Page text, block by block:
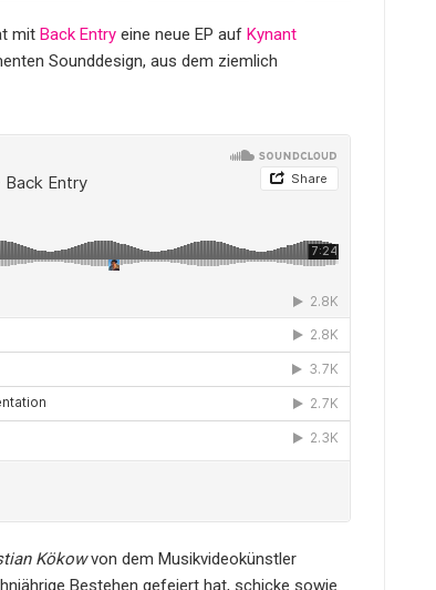
mit Back Entry eine neue EP auf Kynant
Sounddesign, aus dem ziemlich
Kökowvon dem Musikvideokünstler